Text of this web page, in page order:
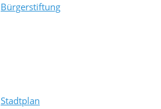
Bürgerstiftung
Stadtplan